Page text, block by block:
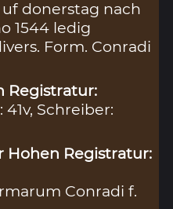
donerstag nach
1544 ledig
Form. Conradi
Registratur:
41v, Schreiber:
Hohen Registratur:
Conradi f.